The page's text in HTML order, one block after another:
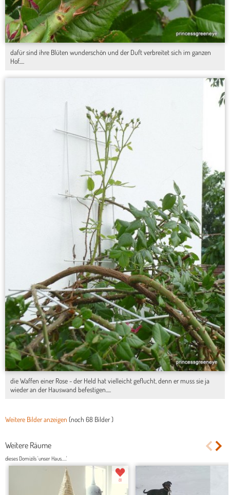
dafür sind ihre Blüten wunderschön und der Duft verbreitet sich im ganzen
Hof.....
die Waffen einer Rose - der Held hat vielleicht geflucht, denn er muss sie ja
wieder an der Hauswand befestigen.....
Weitere Bilder anzeigen (noch 68 Bilder)
Weitere Räume
dieses Domizils 'unser Haus.....'
81